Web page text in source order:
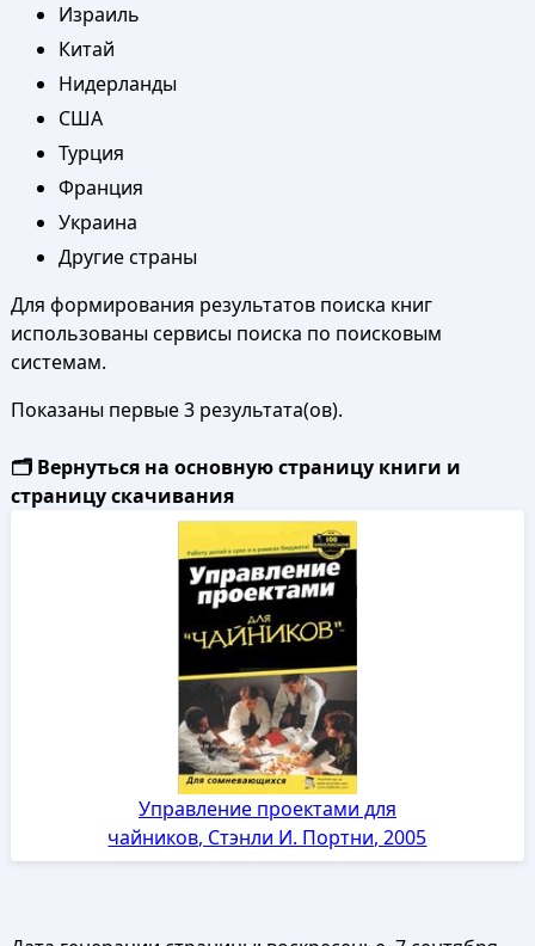
Израиль
Китай
Нидерланды
США
Турция
Франция
Украина
Другие страны
Для формирования результатов поиска книг
использованы сервисы поиска по поисковым
системам.
Показаны первые 3 результата(ов).
🗂️ Вернуться на основную страницу книги и
страницу скачивания
Управление проектами для
чайников, Стэнли И. Портни, 2005